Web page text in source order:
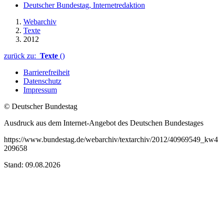
Deutscher Bundestag, Internetredaktion
Webarchiv
Texte
2012
zurück zu: Texte ()
Barrierefreiheit
Datenschutz
Impressum
© Deutscher Bundestag
Ausdruck aus dem Internet-Angebot des Deutschen Bundestages
https://www.bundestag.de/webarchiv/textarchiv/2012/
209658
Stand: 09.08.2026